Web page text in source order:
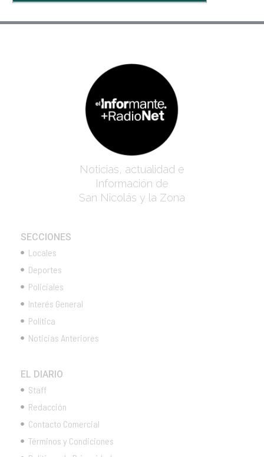
Noticias, actualidad e
Información de
San Nicolás y la Zona
SECCIONES
Locales
Deportes
Policiales
Interés General
Política
Noticias Anteriores
EL DIARIO
Staff
Redacción
Contacto Comercial
Términos y Condiciones